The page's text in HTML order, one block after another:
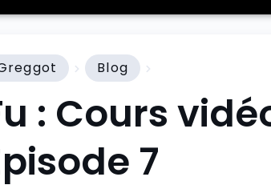
Blog
: Cours
7